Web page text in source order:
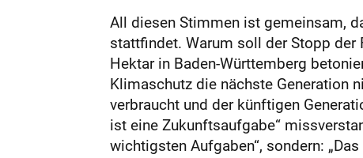
All diesen Stimmen ist gemeinsam,
stattfindet. Warum soll der Stopp
Hektar in Baden-Württemberg
Klimaschutz die nächste Generation
verbraucht und der künftigen
ist eine Zukunftsaufgabe“
wichtigsten Aufgaben“, sondern: